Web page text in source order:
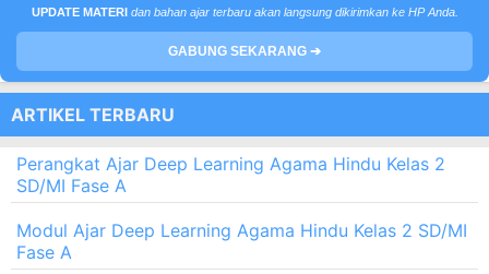
UPDATE MATERI dan bahan ajar terbaru akan langsung dikirimkan ke HP Anda.
GABUNG SEKARANG ➔
ARTIKEL TERBARU
Perangkat Ajar Deep Learning Agama Hindu Kelas 2
SD/MI Fase A
Modul Ajar Deep Learning Agama Hindu Kelas 2 SD/MI
Fase A